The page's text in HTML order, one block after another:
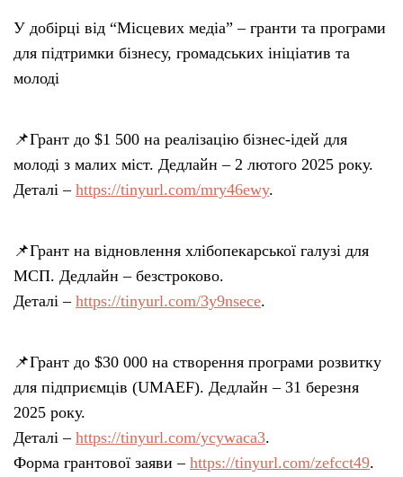
У добірці від “Місцевих медіа” – гранти та програми
для підтримки бізнесу, громадських ініціатив та
молоді
📌Грант до $1 500 на реалізацію бізнес-ідей для
молоді з малих міст. Дедлайн – 2 лютого 2025 року.
Деталі – https://tinyurl.com/mry46ewy.
📌Грант на відновлення хлібопекарської галузі для
МСП. Дедлайн – безстроково.
Деталі – https://tinyurl.com/3y9nsece.
📌Грант до $30 000 на створення програми розвитку
для підприємців (UMAEF). Дедлайн – 31 березня
2025 року.
Деталі – https://tinyurl.com/ycywaca3.
Форма грантової заяви – https://tinyurl.com/zefcct49.